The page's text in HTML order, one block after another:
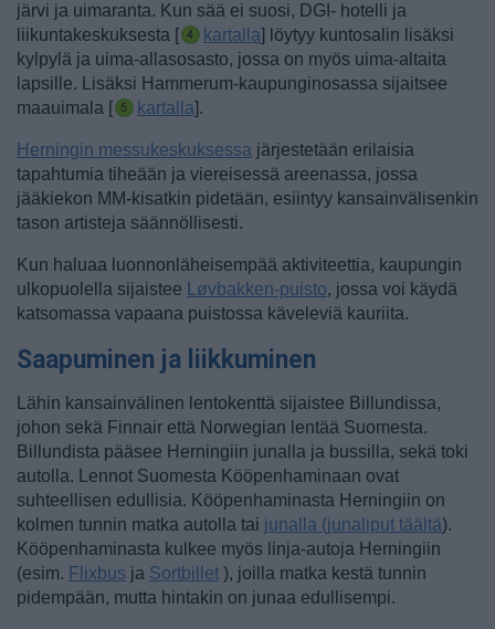
järvi ja uimaranta. Kun sää ei suosi, DGI- hotelli ja
liikuntakeskuksesta [
kartalla] löytyy kuntosalin lisäksi
kylpylä ja uima-allasosasto, jossa on myös uima-altaita
lapsille. Lisäksi Hammerum-kaupunginosassa sijaitsee
maauimala [
kartalla].
Herningin messukeskuksessa järjestetään erilaisia
tapahtumia tiheään ja viereisessä areenassa, jossa
jääkiekon MM-kisatkin pidetään, esiintyy kansainvälisenkin
tason artisteja säännöllisesti.
Kun haluaa luonnonläheisempää aktiviteettia, kaupungin
ulkopuolella sijaistee
Løvbakken-puisto, jossa voi käydä
katsomassa vapaana puistossa käveleviä kauriita.
Saapuminen ja liikkuminen
Lähin kansainvälinen lentokenttä sijaistee Billundissa,
johon sekä Finnair että Norwegian lentää Suomesta.
Billundista pääsee Herningiin junalla ja bussilla, sekä toki
autolla. Lennot Suomesta Kööpenhaminaan ovat
suhteellisen edullisia. Kööpenhaminasta Herningiin on
kolmen tunnin matka autolla tai junalla (junaliput täältä).
Kööpenhaminasta kulkee myös linja-autoja Herningiin
(esim. Flixbus ja Sortbillet ), joilla matka kestä tunnin
pidempään, mutta hintakin on junaa edullisempi.